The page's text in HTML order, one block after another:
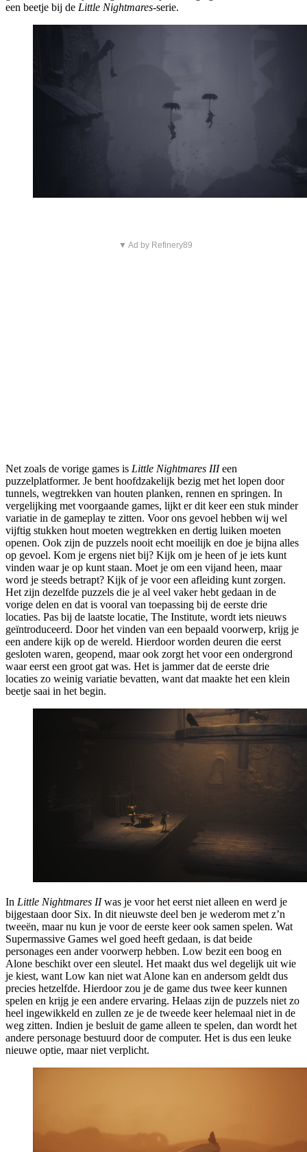
een beetje bij de Little Nightmares-serie.
▼ Ad by Refinery89
Net zoals de vorige games is Little Nightmares IIIeen
puzzelplatformer. Je bent hoofdzakelijk bezig met het lopen door
tunnels, wegtrekken van houten planken, rennen en springen. In
vergelijking met voorgaande games, lijkt er dit keer een stuk minder
variatie in de gameplay te zitten. Voor ons gevoel hebben wij wel
vijftig stukken hout moeten wegtrekken en dertig luiken moeten
openen. Ook zijn de puzzels nooit echt moeilijk en doe je bijna alles
op gevoel. Kom je ergens niet bij? Kijk om je heen of je iets kunt
vinden waar je op kunt staan. Moet je om een vijand heen, maar
word je steeds betrapt? Kijk of je voor een afleiding kunt zorgen.
Het zijn dezelfde puzzels die je al veel vaker hebt gedaan in de
vorige delen en dat is vooral van toepassing bij de eerste drie
locaties. Pas bij de laatste locatie, The Institute, wordt iets nieuws
geïntroduceerd. Door het vinden van een bepaald voorwerp, krijg je
een andere kijk op de wereld. Hierdoor worden deuren die eerst
gesloten waren, geopend, maar ook zorgt het voor een ondergrond
waar eerst een groot gat was. Het is jammer dat de eerste drie
locaties zo weinig variatie bevatten, want dat maakte het een klein
beetje saai in het begin.
In Little Nightmares IIwas je voor het eerst niet alleen en werd je
bijgestaan door Six. In dit nieuwste deel ben je wederom met z’n
tweeën, maar nu kun je voor de eerste keer ook samen spelen. Wat
Supermassive Games wel goed heeft gedaan, is dat beide
personages een ander voorwerp hebben. Low bezit een boog en
Alone beschikt over een sleutel. Het maakt dus wel degelijk uit wie
je kiest, want Low kan niet wat Alone kan en andersom geldt dus
precies hetzelfde. Hierdoor zou je de game dus twee keer kunnen
spelen en krijg je een andere ervaring. Helaas zijn de puzzels niet zo
heel ingewikkeld en zullen ze je de tweede keer helemaal niet in de
weg zitten. Indien je besluit de game alleen te spelen, dan wordt het
andere personage bestuurd door de computer. Het is dus een leuke
nieuwe optie, maar niet verplicht.